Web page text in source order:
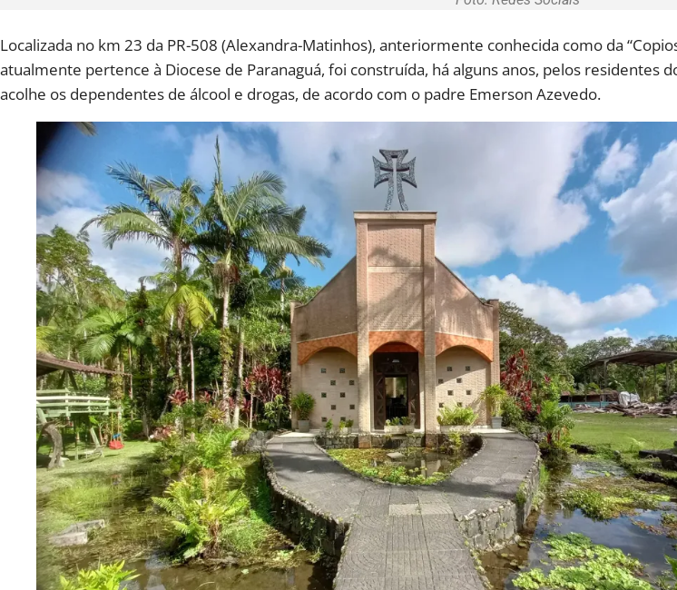
Localizada no km 23 da PR-508 (Alexandra-Matinhos), anteriormente conhecida como da
atualmente pertence à Diocese de Paranaguá, foi construída, há alguns anos, pelos residentes
acolhe os dependentes de álcool e drogas, de acordo com o padre Emerson Azevedo.